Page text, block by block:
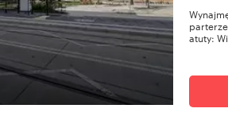
atuty: